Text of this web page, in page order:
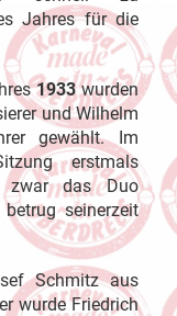
Jahres für die
1933wurden
und Wilhelm
gewählt. Im
erstmals
zwar das Duo
seinerzeit
Schmitz aus
wurde Friedrich